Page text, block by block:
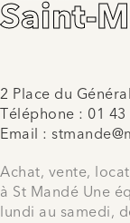
Saint-
2 Place du
Téléphone : 01 43
Email :
Achat, vente,
à St Mandé Une
lundi au samedi,